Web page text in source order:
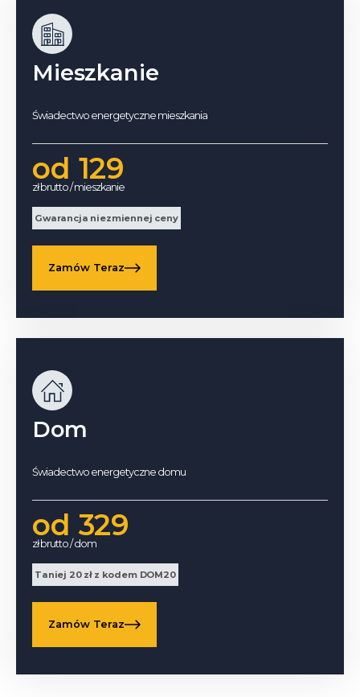
Mieszkanie
Świadectwo energetyczne mieszkania
od 129
zł brutto / mieszkanie
Gwarancja niezmiennej ceny
Zamów Teraz
Dom
Świadectwo energetyczne domu
od 329
zł brutto / dom
Taniej 20 zł z kodem DOM20
Zamów Teraz